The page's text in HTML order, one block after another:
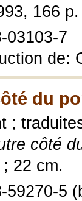
166
03103-7
de:
du
;
côté
22 cm.
59270-5